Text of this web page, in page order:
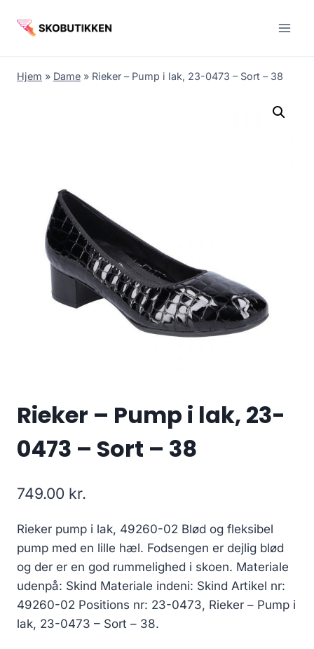
Hjem » Dame » Rieker – Pump i lak, 23-0473 – Sort – 38
Rieker – Pump i lak, 23-
0473 – Sort – 38
749.00 kr.
Rieker pump i lak, 49260-02 Blød og fleksibel
pump med en lille hæl. Fodsengen er dejlig blød
og der er en god rummelighed i skoen. Materiale
udenpå: Skind Materiale indeni: Skind Artikel nr:
49260-02 Positions nr: 23-0473, Rieker – Pump i
lak, 23-0473 – Sort – 38.